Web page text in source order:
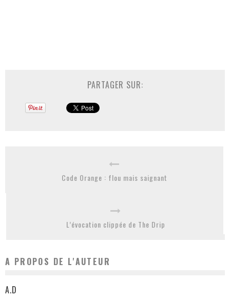
PARTAGER SUR:
Code Orange : flou mais saignant
L’évocation clippée de The Drip
A PROPOS DE L'AUTEUR
A.D